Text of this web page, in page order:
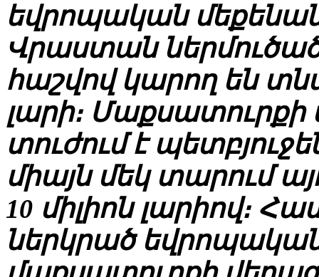
եվրոպական
Վրաստան ներմուծած
հաշվով կարող են
լարի։
տուժում է
միայն մեկ տարում
10 միլիոն լարիով։
ներկրած